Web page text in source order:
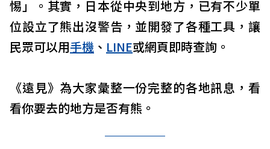
惕」。其實，日本從中央到地方，已有不少單
位設立了熊出沒警告，並開發了各種工具，讓
民眾可以用手機 、 LINE或網頁即時查詢。
《遠見》為大家彙整一份完整的各地訊息，看
看你要去的地方是否有熊。